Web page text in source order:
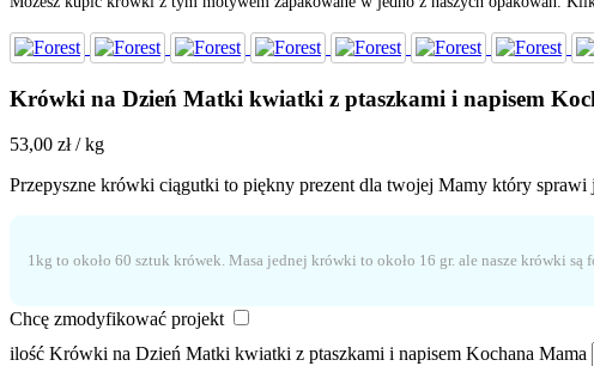
Krówki na Dzień Matki kwiatki z ptaszkami i napisem
53,00 zł / kg
Przepyszne krówki ciągutki to piękny prezent dla twojej Mamy który sprawi
1kg to około 60 sztuk krówek. Masa jednej krówki to około 16 gr. ale nasze krówki są
Chcę zmodyfikować projekt
ilość Krówki na Dzień Matki kwiatki z ptaszkami i napisem Kochana Mama